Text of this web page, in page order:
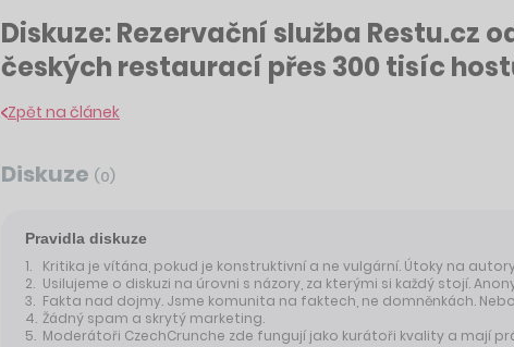
Diskuze: Rezervační služba Restu.cz
českých restaurací přes 300 tisíc
Zpět na článek
Diskuze (0)
Pravidla diskuze
Kritika je vítána, pokud je konstruktivní a ne vulgární. Útoky na
Usilujeme o diskuzi na úrovni s názory, za kterými si každý stojí.
Fakta nad dojmy. Jsme komunita na faktech, ne domněnkách.
Žádný spam a skrytý marketing.
Moderátoři CzechCrunche zde fungují jako kurátoři kvality a mají